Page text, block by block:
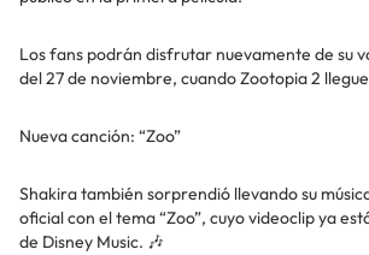
Los fans podrán disfrutar nuevamente de su
del 27 de noviembre, cuando Zootopia 2
Nueva canción: “Zoo”
Shakira también sorprendió llevando su
oficial con el tema “Zoo”, cuyo videoclip ya
de Disney Music. 🎶